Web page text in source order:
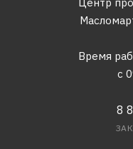
Время
с
8